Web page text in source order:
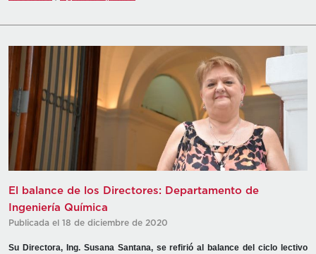
El balance de los Directores: Departamento de
Ingeniería Química
Publicada el 18 de diciembre de 2020
Su Directora, Ing. Susana Santana, se refirió al balance del ciclo lectivo